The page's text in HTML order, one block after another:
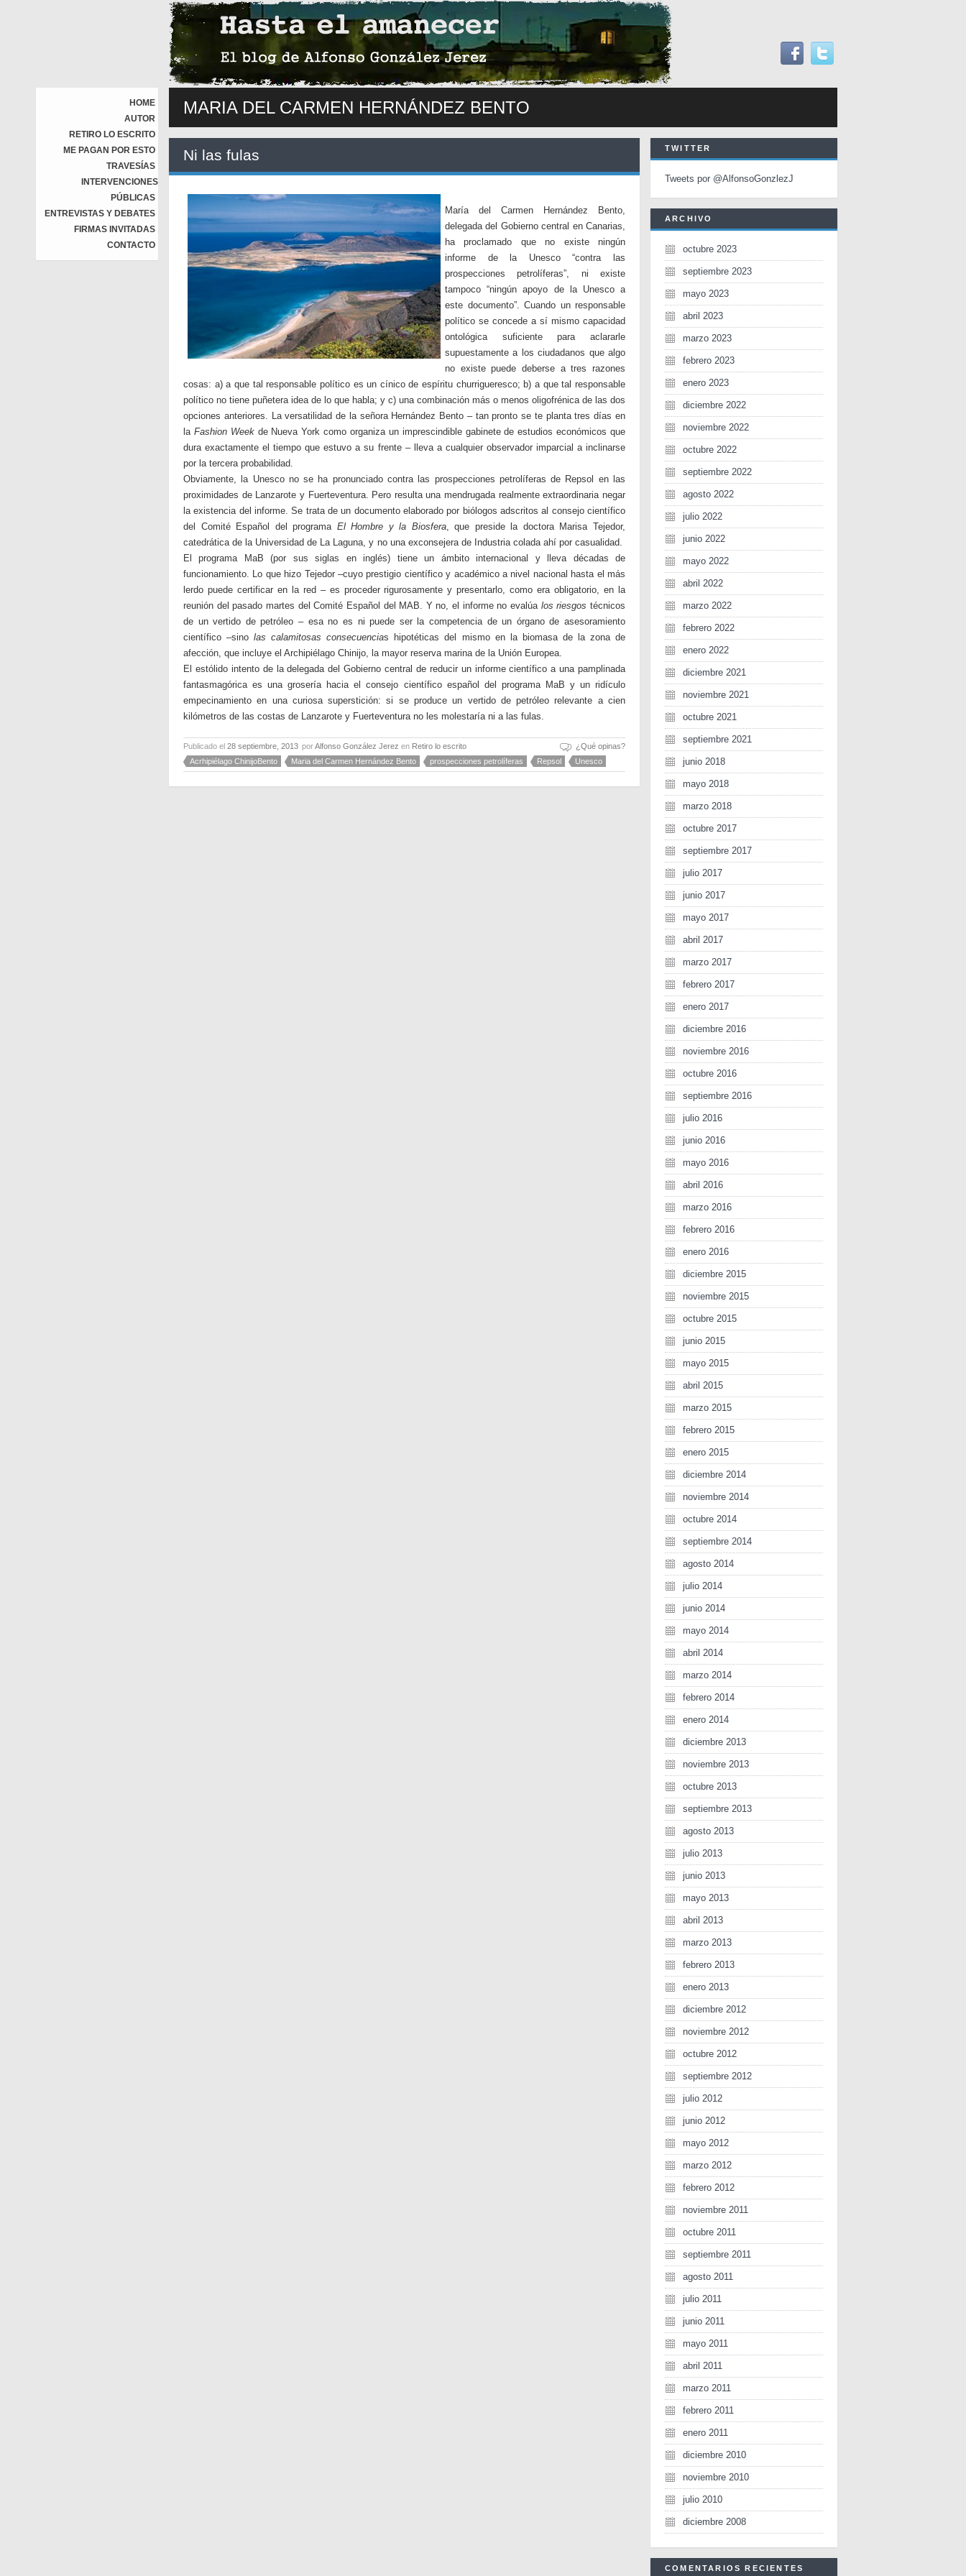
HOME
AUTOR
RETIRO LO ESCRITO
ME PAGAN POR ESTO
TRAVESÍAS
INTERVENCIONES
PÚBLICAS
ENTREVISTAS Y DEBATES
FIRMAS INVITADAS
CONTACTO
MARIA DEL CARMEN HERNÁNDEZ BENTO
Ni las fulas
María del Carmen Hernández Bento,
delegada del Gobierno central en Canarias,
ha proclamado que no existe ningún
informe de la Unesco “contra las
prospecciones petrolíferas”, ni existe
tampoco “ningún apoyo de la Unesco a
este documento”. Cuando un responsable
político se concede a sí mismo capacidad
ontológica suficiente para aclararle
supuestamente a los ciudadanos que algo
no existe puede deberse a tres razones
cosas: a) a que tal responsable político es un cínico de espíritu churrigueresco; b) a que tal responsable
político no tiene puñetera idea de lo que habla; y c) una combinación más o menos oligofrénica de las dos
opciones anteriores. La versatilidad de la señora Hernández Bento – tan pronto se te planta tres días en
la Fashion Weekde Nueva York como organiza un imprescindible gabinete de estudios económicos que
dura exactamente el tiempo que estuvo a su frente – lleva a cualquier observador imparcial a inclinarse
por la tercera probabilidad.
Obviamente, la Unesco no se ha pronunciado contra las prospecciones petrolíferas de Repsol en las
proximidades de Lanzarote y Fuerteventura. Pero resulta una mendrugada realmente extraordinaria negar
la existencia del informe. Se trata de un documento elaborado por biólogos adscritos al consejo científico
del Comité Español del programa El Hombre y la Biosfera, que preside la doctora Marisa Tejedor,
catedrática de la Universidad de La Laguna, y no una exconsejera de Industria colada ahí por casualidad.
El programa MaB (por sus siglas en inglés) tiene un ámbito internacional y lleva décadas de
funcionamiento. Lo que hizo Tejedor –cuyo prestigio científico y académico a nivel nacional hasta el más
lerdo puede certificar en la red – es proceder rigurosamente y presentarlo, como era obligatorio, en la
reunión del pasado martes del Comité Español del MAB. Y no, el informe no evalúa los riesgos técnicos
de un vertido de petróleo – esa no es ni puede ser la competencia de un órgano de asesoramiento
científico –sinolas calamitosas consecuencias hipotéticas del mismo en la biomasa de la zona de
afección, que incluye el Archipiélago Chinijo, la mayor reserva marina de la Unión Europea.
El estólido intento de la delegada del Gobierno central de reducir un informe científico a una pamplinada
fantasmagórica es una grosería hacia el consejo científico español del programa MaB y un ridículo
empecinamiento en una curiosa superstición: si se produce un vertido de petróleo relevante a cien
kilómetros de las costas de Lanzarote y Fuerteventura no les molestaría ni a las fulas.
Publicado el 28 septiembre, 2013 porAlfonso González Jerez en Retiro lo escrito
¿Qué opinas?
Acrhipiélago ChinijoBento
Maria del Carmen Hernández Bento prospecciones petrolíferas Repsol Unesco
TWITTER
Tweets por @AlfonsoGonzlezJ
ARCHIVO
octubre 2023
septiembre 2023
mayo 2023
abril 2023
marzo 2023
febrero 2023
enero 2023
diciembre 2022
noviembre 2022
octubre 2022
septiembre 2022
agosto 2022
julio 2022
junio 2022
mayo 2022
abril 2022
marzo 2022
febrero 2022
enero 2022
diciembre 2021
noviembre 2021
octubre 2021
septiembre 2021
junio 2018
mayo 2018
marzo 2018
octubre 2017
septiembre 2017
julio 2017
junio 2017
mayo 2017
abril 2017
marzo 2017
febrero 2017
enero 2017
diciembre 2016
noviembre 2016
octubre 2016
septiembre 2016
julio 2016
junio 2016
mayo 2016
abril 2016
marzo 2016
febrero 2016
enero 2016
diciembre 2015
noviembre 2015
octubre 2015
junio 2015
mayo 2015
abril 2015
marzo 2015
febrero 2015
enero 2015
diciembre 2014
noviembre 2014
octubre 2014
septiembre 2014
agosto 2014
julio 2014
junio 2014
mayo 2014
abril 2014
marzo 2014
febrero 2014
enero 2014
diciembre 2013
noviembre 2013
octubre 2013
septiembre 2013
agosto 2013
julio 2013
junio 2013
mayo 2013
abril 2013
marzo 2013
febrero 2013
enero 2013
diciembre 2012
noviembre 2012
octubre 2012
septiembre 2012
julio 2012
junio 2012
mayo 2012
marzo 2012
febrero 2012
noviembre 2011
octubre 2011
septiembre 2011
agosto 2011
julio 2011
junio 2011
mayo 2011
abril 2011
marzo 2011
febrero 2011
enero 2011
diciembre 2010
noviembre 2010
julio 2010
diciembre 2008
COMENTARIOS RECIENTES